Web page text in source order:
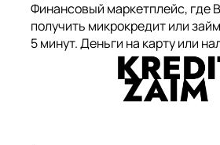
Финансовый маркетплейс, где
получить микрокредит или
5 минут. Деньги на карту или